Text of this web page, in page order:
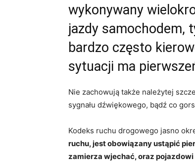
wykonywany
jazdy samochodem,
bardzo często
sytuacji ma
Nie zachowują także należytej
sygnału dźwiękowego, bądź co
Kodeks ruchu drogowego jasno
ruchu, jest obowiązany ustąpić
zamierza wjechać, oraz